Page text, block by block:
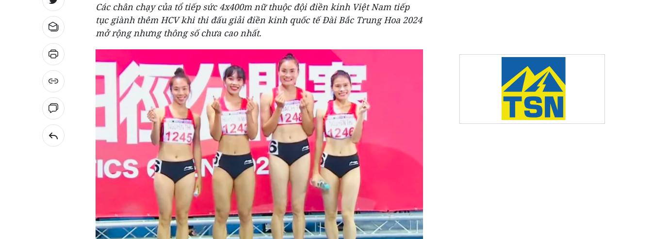
Các chân chạy của tổ tiếp sức 4x400m nữ thuộc đội điền kinh Việt Nam tiếp
tục giành thêm HCV khi thi đấu giải điền kinh quốc tế Đài Bắc Trung Hoa 2024
mở rộng nhưng thông số chưa cao nhất.